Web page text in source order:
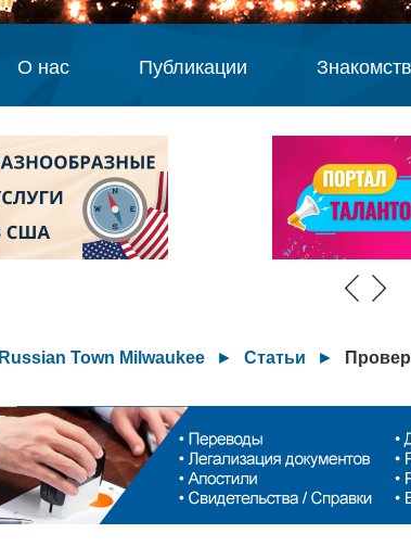
О нас Публикации
Russian Town Milwaukee ► Статьи ►